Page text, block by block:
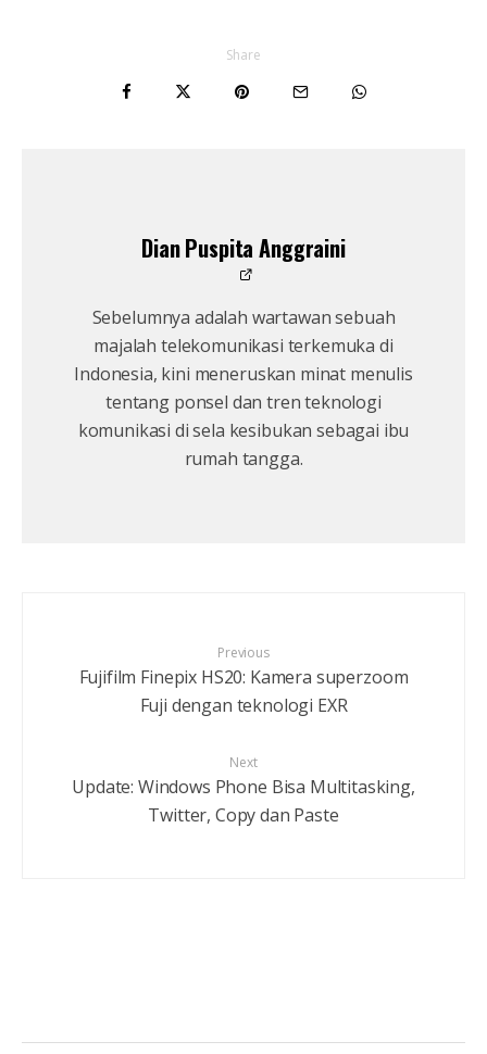
Share
Dian Puspita Anggraini
Sebelumnya adalah wartawan sebuah
majalah telekomunikasi terkemuka di
Indonesia, kini meneruskan minat menulis
tentang ponsel dan tren teknologi
komunikasi di sela kesibukan sebagai ibu
rumah tangga.
Previous
Fujifilm Finepix HS20: Kamera superzoom
Fuji dengan teknologi EXR
Next
Update: Windows Phone Bisa Multitasking,
Twitter, Copy dan Paste